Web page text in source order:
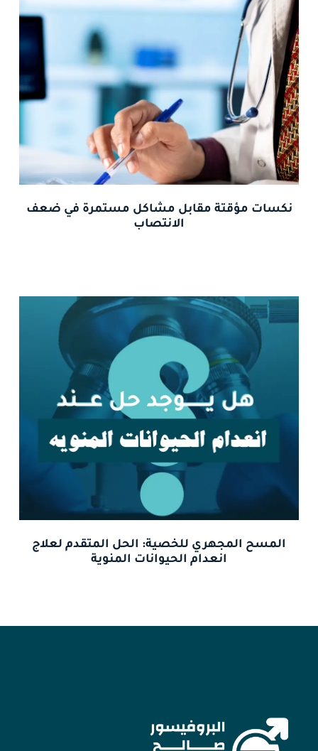
نكسات مؤقتة مقابل مشاكل مستمرة في ضعف
الانتصاب
المسح المجهري للخصية: الحل المتقدم لعلاج
انعدام الحيوانات المنوية